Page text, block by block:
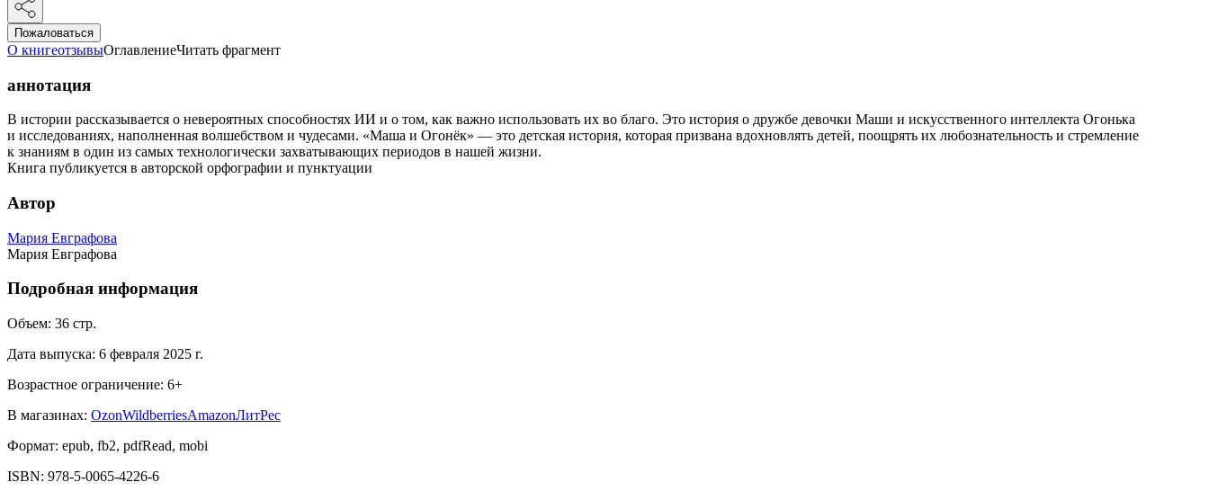
Пожаловаться
О книгеотзывыОглавлениеЧитать фрагмент
аннотация
В истории рассказывается о невероятных способностях ИИ и о том, как важно использовать их во благо. Это история о дружбе девочки Маши и искусственного интеллекта Огонька
и исследованиях, наполненная волшебством и чудесами. «Маша и Огонёк» — это детская история, которая призвана вдохновлять детей, поощрять их любознательность и стремление
к знаниям в один из самых технологически захватывающих периодов в нашей жизни.
Книга публикуется в авторской орфографии и пунктуации
Автор
Мария Евграфова
Мария Евграфова
Подробная информация
Объем: 36 стр.
Дата выпуска: 6 февраля 2025 г.
Возрастное ограничение: 6+
В магазинах: OzonWildberriesAmazonЛитРес
Формат: epub, fb2, pdfRead, mobi
ISBN: 978-5-0065-4226-6